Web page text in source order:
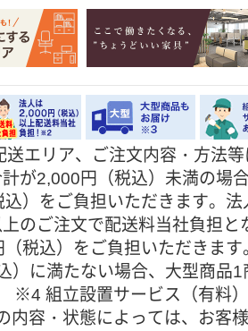
送エリア、ご注文内容・方法
が2,000円（税込）未満の場
込）をご負担いただきます。
のご注文で配送料当社負担
税込）をご負担いただきま
）に満たない場合、大型商品
※4 組立設置サービス（有料
内容・状態によっては、お客